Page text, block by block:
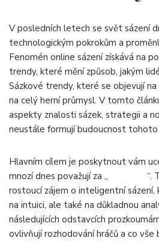
V posledních letech se svět sázení
technologickým pokrokům a
Fenomén online sázení získává na
trendy, které mění způsob, jakým
Sázkové trendy, které se objevují
na celý herní průmysl. V tomto
aspekty znalosti sázek, strategii a
neustále formují budoucnost
Hlavním cílem je poskytnout vám
mnozí dnes považují za „
“.
rostoucí zájem o inteligentní sázení,
na intuici, ale také na důkladnou
následujících odstavcích
ovlivňují rozhodování hráčů a co